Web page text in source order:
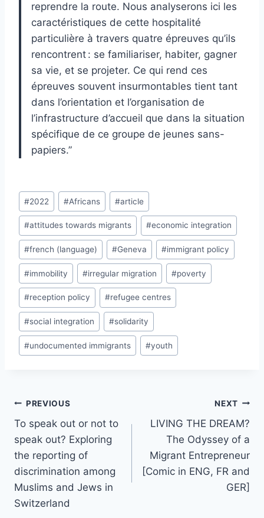
reprendre la route. Nous analyserons ici les
caractéristiques de cette hospitalité
particulière à travers quatre épreuves qu’ils
rencontrent : se familiariser, habiter, gagner
sa vie, et se projeter. Ce qui rend ces
épreuves souvent insurmontables tient tant
dans l’orientation et l’organisation de
l’infrastructure d’accueil que dans la situation
spécifique de ce groupe de jeunes sans-
papiers.”
Post
Tags:
#2022 #Africans #article
#attitudes towards migrants #economic integration
#french (language) #Geneva #immigrant policy
#immobility #irregular migration #poverty
#reception policy #refugee centres
#social integration #solidarity
#undocumented immigrants #youth
Post
navigation
PREVIOUS
To speak out or not to
speak out? Exploring
the reporting of
discrimination among
Muslims and Jews in
Switzerland
NEXT
LIVING THE DREAM?
The Odyssey of a
Migrant Entrepreneur
[Comic in ENG, FR and
GER]